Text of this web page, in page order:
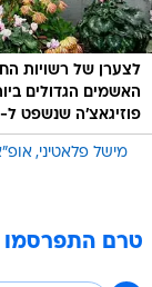
לצערן של רשויות
פוזיגאצ'ה שנשפט ל-32, נמלטו. קברו של טאטו
מישל פלאטיני
טרם התפרסמו